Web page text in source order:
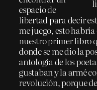
espacio de
libertad para decir
me juego, esto
nuestro primer libro
donde se me dio la
antología de los
gustaban y la armé
revolución, porque